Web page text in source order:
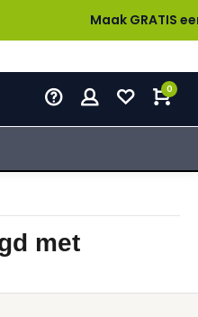
Maak GRATIS
0
met